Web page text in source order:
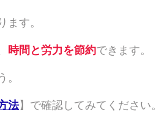
す。
時間と労力を節約できます。
法】で確認してみてください。